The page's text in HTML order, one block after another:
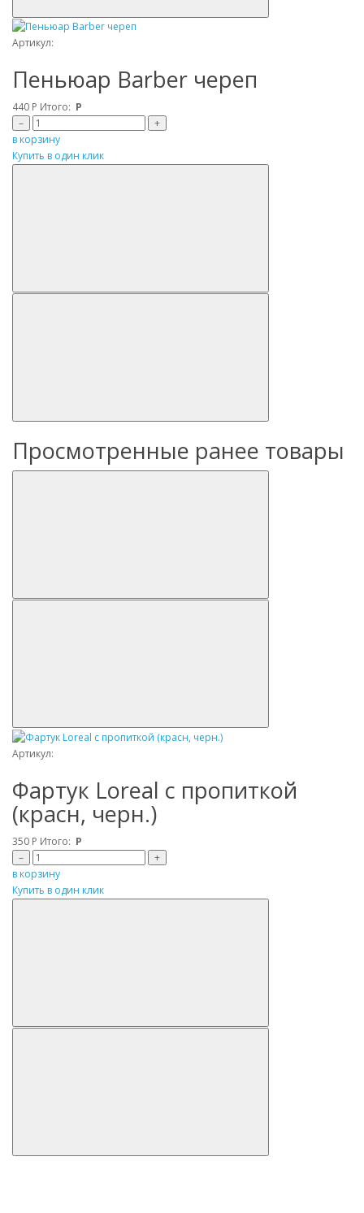
Артикул:
Пеньюар Barber череп
440 Р Итого: Р
–
+
в корзину
Купить в один клик
Просмотренные ранее товары
Артикул:
Фартук Loreal с пропиткой
(красн, черн.)
350 Р Итого: Р
–
+
в корзину
Купить в один клик